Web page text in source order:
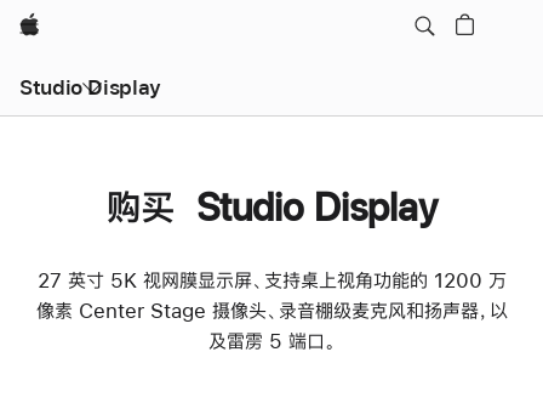
Apple
Studio Display
购买 Studio Display
27 英寸 5K 视网膜显示屏、支持桌上视角功能的 1200 万
像素 Center Stage 摄像头、录音棚级麦克风和扬声器，以
及雷雳 5 端口。